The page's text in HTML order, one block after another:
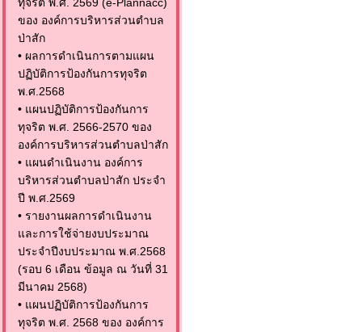
ของ องค์การบริหารส่วนตำบล
ป่าสัก
• ผลการดำเนินการตามแผน
ปฏิบัติการป้องกันการทุจริต
พ.ศ.2568
• แผนปฏิบัติการป้องกันการ
ทุจริต พ.ศ. 2566-2570 ของ
องค์การบริหารส่วนตำบลป่าสัก
• แผนดำเนินงาน องค์การ
บริหารส่วนตำบลป่าสัก ประจำ
ปี พ.ศ.2569
• รายงานผลการดำเนินงาน
และการใช้จ่ายงบประมาณ
ประจำปีงบประมาณ พ.ศ.2568
(รอบ 6 เดือน ข้อมูล ณ วันที่ 31
มีนาคม 2568)
• แผนปฏิบัติการป้องกันการ
ทุจริต พ.ศ. 2568 ของ องค์การ